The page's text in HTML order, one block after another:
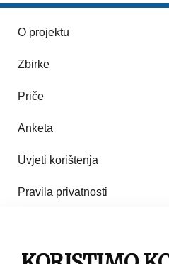
O projektu
Zbirke
Priče
Anketa
Uvjeti korištenja
Pravila privatnosti
Pravila korištenja